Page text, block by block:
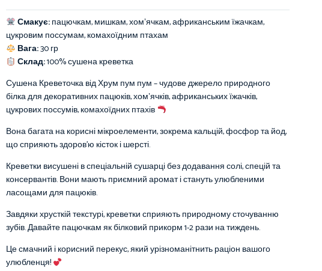
Смакує:пацючкам, мишкам, хомʼячкам, африканським їжачкам,
цукровим поссумам, комахоїдним птахам
Вага:30 гр
Склад:100% сушена креветка
Сушена Креветочка від Хрум пум пум – чудове джерело природного
білка для декоративних пацюків, хомʼячків, африканських їжачків,
цукрових поссумів, комахоїдних птахів
Вона багата на корисні мікроелементи, зокрема кальцій, фосфор та йод,
що сприяють здоров’ю кісток і шерсті.
Креветки висушені в спеціальній сушарці без додавання солі, спецій та
консервантів. Вони мають приємний аромат і стануть улюбленими
ласощами для пацюків.
Завдяки хрусткій текстурі, креветки сприяють природному сточуванню
зубів. Давайте пацючкам як білковий прикорм 1-2 рази на тиждень.
Це смачний і корисний перекус, який урізноманітнить раціон вашого
улюбленця!